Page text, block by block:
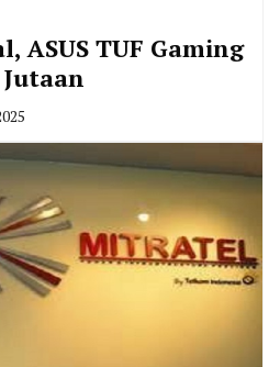
ASUS TUF Gaming